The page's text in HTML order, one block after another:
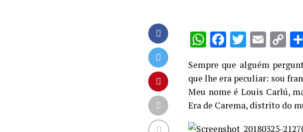
WhatsApp
Facebook
Twitter
Email
Sempre que alguém
que lhe era peculiar: sou
Meu nome é Louis Carlú,
Era de Carema, distrito do